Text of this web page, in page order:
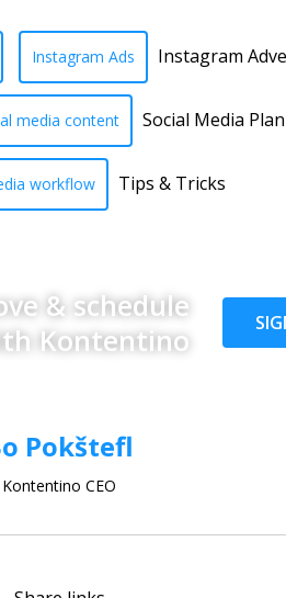
Instagram Ads Instagram
media content Social Media
workflow Tips & Tricks
& schedule
Kontentino
Pokštefl
Kontentino CEO